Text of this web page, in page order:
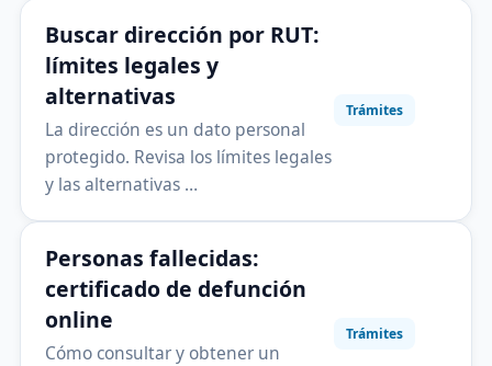
Buscar dirección por RUT:
límites legales y
alternativas
La dirección es un dato personal
protegido. Revisa los límites legales
y las alternativas …
Trámites
Personas fallecidas:
certificado de defunción
online
Cómo consultar y obtener un
Trámites